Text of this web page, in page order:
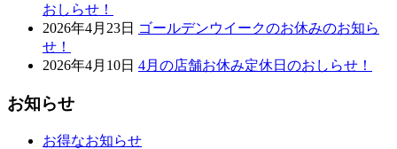
おしらせ！
2026年4月23日 ゴールデンウイークのお休みのお知ら
せ！
2026年4月10日 4月の店舗お休み定休日のおしらせ！
お知らせ
お得なお知らせ